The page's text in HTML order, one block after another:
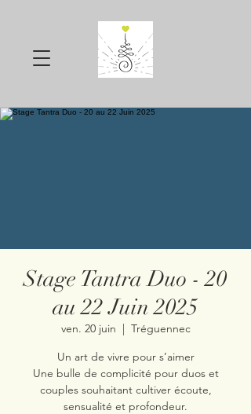
Stage Tantra Duo - 20
au 22 Juin 2025
ven. 20 juin
  |
Tréguennec
Un art de vivre pour s’aimer
Une bulle de complicité pour duos et
couples souhaitant cultiver écoute,
sensualité et profondeur.